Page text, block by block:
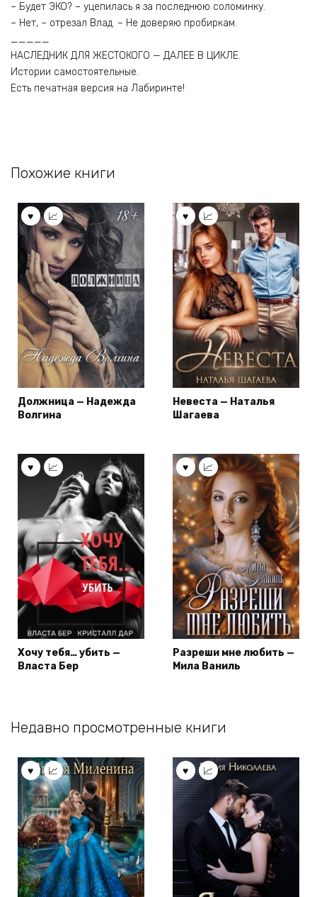
– Будет ЭКО? – уцепилась я за последнюю соломинку.
– Нет, – отрезал Влад. – Не доверяю пробиркам.
_____
НАСЛЕДНИК ДЛЯ ЖЕСТОКОГО — ДАЛЕЕ В ЦИКЛЕ.
Истории самостоятельные.
Есть печатная версия на Лабиринте!
Похожие книги
Должница — Надежда
Волгина
Невеста — Наталья
Шагаева
Хочу тебя… убить —
Власта Бер
Разреши мне любить —
Мила Ваниль
Недавно просмотренные книги